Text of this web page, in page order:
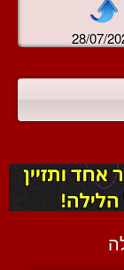
28/07/